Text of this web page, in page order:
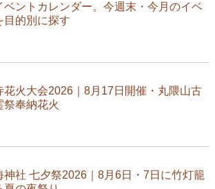
ベントカレンダー。今週末・今月のイベ
目的別に探す
花火大会2026｜8月17日開催・丸隈山古
祭奉納花火
神社 七夕祭2026｜8月6日・7日に竹灯籠